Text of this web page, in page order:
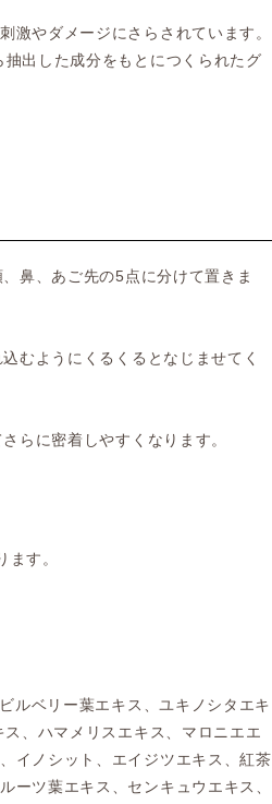
激やダメージにさらされています。
出した成分をもとにつくられたグ
鼻、あご先の5点に分けて置きま
むようにくるくるとなじませてく
らに密着しやすくなります。
す。
ベリー葉エキス、ユキノシタエキ
、ハマメリスエキス、マロニエエ
イノシット、エイジツエキス、紅茶
ーツ葉エキス、センキュウエキス、